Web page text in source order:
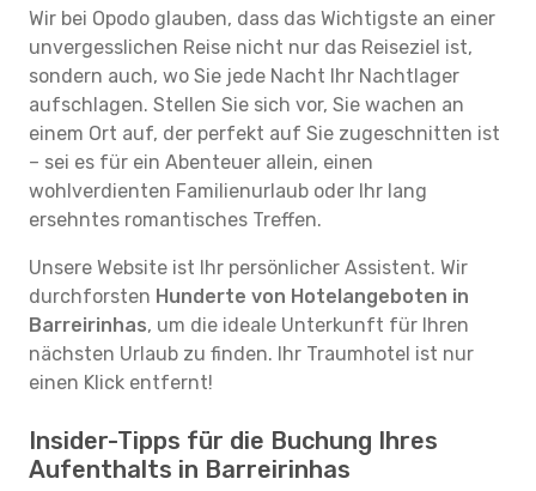
Wir bei Opodo glauben, dass das Wichtigste an einer
unvergesslichen Reise nicht nur das Reiseziel ist,
sondern auch, wo Sie jede Nacht Ihr Nachtlager
aufschlagen. Stellen Sie sich vor, Sie wachen an
einem Ort auf, der perfekt auf Sie zugeschnitten ist
– sei es für ein Abenteuer allein, einen
wohlverdienten Familienurlaub oder Ihr lang
ersehntes romantisches Treffen.
Unsere Website ist Ihr persönlicher Assistent. Wir
durchforsten Hunderte von Hotelangeboten in
Barreirinhas, um die ideale Unterkunft für Ihren
nächsten Urlaub zu finden. Ihr Traumhotel ist nur
einen Klick entfernt!
Insider-Tipps für die Buchung Ihres
Aufenthalts in Barreirinhas